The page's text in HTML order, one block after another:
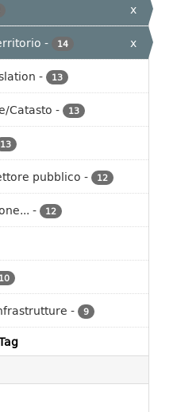
x
- 14
x
- 13
Catasto - 13
13
pubblico - 12
- 12
10
- 9